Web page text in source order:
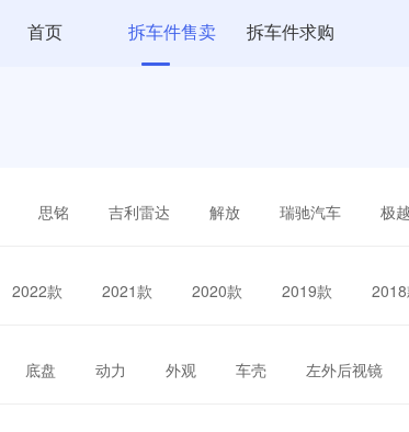
首页 拆车件售卖 拆车件求购
思铭 吉利雷达 解放 瑞驰汽车 极
2022款 2021款 2020款 2019款
底盘 动力 外观 车壳 左外后视镜